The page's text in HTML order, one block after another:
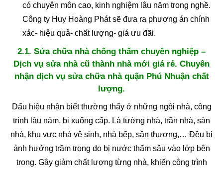
có chuyên môn cao, kinh nghiệm lâu năm trong nghề.
Công ty Huy Hoàng Phát sẽ đưa ra phương án chính
xác- hiệu quả- chất lượng- giá ưu đãi.
2.1. Sửa chữa nhà chống thấm chuyên nghiệp –
Dịch vụ sửa nhà cũ thành nhà mới giá rẻ. Chuyên
nhận dịch vụ sửa chữa nhà quận Phú Nhuận chất
lượng.
Dấu hiệu nhận biết thường thấy ở những ngôi nhà, công
trình lâu năm, bị xuống cấp. Là tường nhà, trần nhà, sàn
nhà, khu vực nhà vệ sinh, nhà bếp, sân thượng,… Đều bị
ảnh hưởng trầm trọng do bị nước thấm sâu vào lớp bên
trong. Gây giảm chất lượng từng nhà, khiến công trình